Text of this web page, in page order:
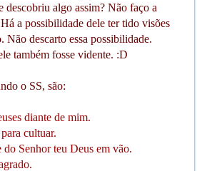
descobriu algo assim? Não faço a
a possibilidade dele ter tido visões
Não descarto essa possibilidade.
também fosse vidente. :D
o SS, são:
diante de mim.
cultuar.
do Senhor teu Deus em vão.